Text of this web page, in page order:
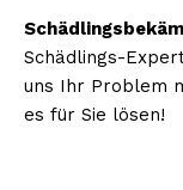
Schädlings-
uns Ihr Problem
es für Sie lösen!